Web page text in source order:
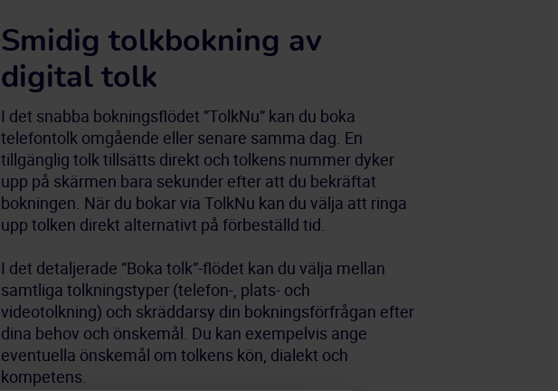
Smidig tolkbokning av
digital tolk
I det snabba bokningsflödet ”TolkNu” kan du boka
telefontolk omgående eller senare samma dag. En
tillgänglig tolk tillsätts direkt och tolkens nummer dyker
upp på skärmen bara sekunder efter att du bekräftat
bokningen. När du bokar via TolkNu kan du välja att ringa
upp tolken direkt alternativt på förbeställd tid.
I det detaljerade ”Boka tolk”-flödet kan du välja mellan
samtliga tolkningstyper (telefon-, plats- och
videotolkning) och skräddarsy din bokningsförfrågan efter
dina behov och önskemål. Du kan exempelvis ange
eventuella önskemål om tolkens kön, dialekt och
kompetens.